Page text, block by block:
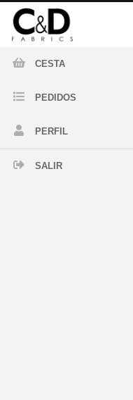
CESTA
PEDIDOS
PERFIL
SALIR